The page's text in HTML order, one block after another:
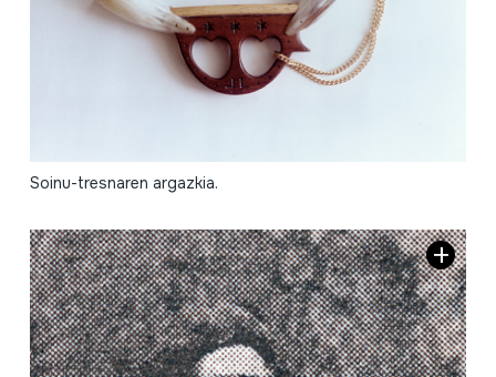
Soinu-tresnaren argazkia.